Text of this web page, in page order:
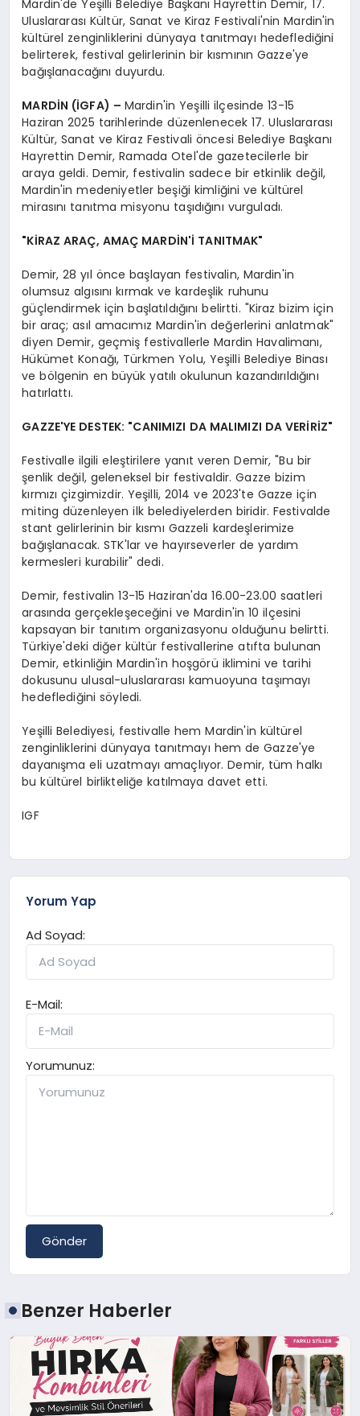
Mardin'de Yeşilli Belediye Başkanı Hayrettin Demir, 17.
Uluslararası Kültür, Sanat ve Kiraz Festivali'nin Mardin'in
kültürel zenginliklerini dünyaya tanıtmayı hedeflediğini
belirterek, festival gelirlerinin bir kısmının Gazze'ye
bağışlanacağını duyurdu.
MARDİN (İGFA) – Mardin'in Yeşilli ilçesinde 13-15
Haziran 2025 tarihlerinde düzenlenecek 17. Uluslararası
Kültür, Sanat ve Kiraz Festivali öncesi Belediye Başkanı
Hayrettin Demir, Ramada Otel'de gazetecilerle bir
araya geldi. Demir, festivalin sadece bir etkinlik değil,
Mardin'in medeniyetler beşiği kimliğini ve kültürel
mirasını tanıtma misyonu taşıdığını vurguladı.
"KİRAZ ARAÇ, AMAÇ MARDİN'İ TANITMAK"
Demir, 28 yıl önce başlayan festivalin, Mardin'in
olumsuz algısını kırmak ve kardeşlik ruhunu
güçlendirmek için başlatıldığını belirtti. "Kiraz bizim için
bir araç; asıl amacımız Mardin'in değerlerini anlatmak"
diyen Demir, geçmiş festivallerle Mardin Havalimanı,
Hükümet Konağı, Türkmen Yolu, Yeşilli Belediye Binası
ve bölgenin en büyük yatılı okulunun kazandırıldığını
hatırlattı.
GAZZE'YE DESTEK: "CANIMIZI DA MALIMIZI DA VERİRİZ"
Festivalle ilgili eleştirilere yanıt veren Demir, "Bu bir
şenlik değil, geleneksel bir festivaldir. Gazze bizim
kırmızı çizgimizdir. Yeşilli, 2014 ve 2023'te Gazze için
miting düzenleyen ilk belediyelerden biridir. Festivalde
stant gelirlerinin bir kısmı Gazzeli kardeşlerimize
bağışlanacak. STK'lar ve hayırseverler de yardım
kermesleri kurabilir" dedi.
Demir, festivalin 13-15 Haziran'da 16.00-23.00 saatleri
arasında gerçekleşeceğini ve Mardin'in 10 ilçesini
kapsayan bir tanıtım organizasyonu olduğunu belirtti.
Türkiye'deki diğer kültür festivallerine atıfta bulunan
Demir, etkinliğin Mardin'in hoşgörü iklimini ve tarihi
dokusunu ulusal-uluslararası kamuoyuna taşımayı
hedeflediğini söyledi.
Yeşilli Belediyesi, festivalle hem Mardin'in kültürel
zenginliklerini dünyaya tanıtmayı hem de Gazze'ye
dayanışma eli uzatmayı amaçlıyor. Demir, tüm halkı
bu kültürel birlikteliğe katılmaya davet etti.
IGF
Yorum Yap
Ad Soyad:
E-Mail:
Yorumunuz:
Gönder
Benzer Haberler